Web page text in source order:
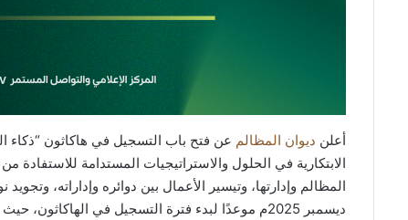
أعلن ديوان المظالم عن فتح باب التسجيل في هاكاثون “ذكاء
الابتكارية في الحلول والاستراتيجيات المستدامة للاستفادة